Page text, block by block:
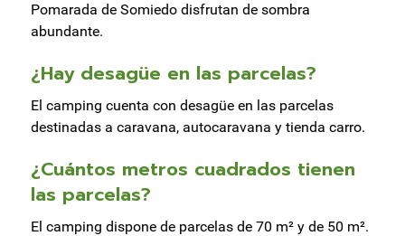
Pomarada de Somiedo disfrutan de sombra
abundante.
¿Hay desagüe en las parcelas?
El camping cuenta con desagüe en las parcelas
destinadas a caravana, autocaravana y tienda carro.
¿Cuántos metros cuadrados tienen
las parcelas?
El camping dispone de parcelas de 70 m² y de 50 m².